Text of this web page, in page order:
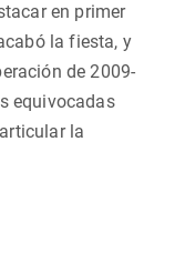
en primer
la fiesta, y
de 2009-
equivocadas
la